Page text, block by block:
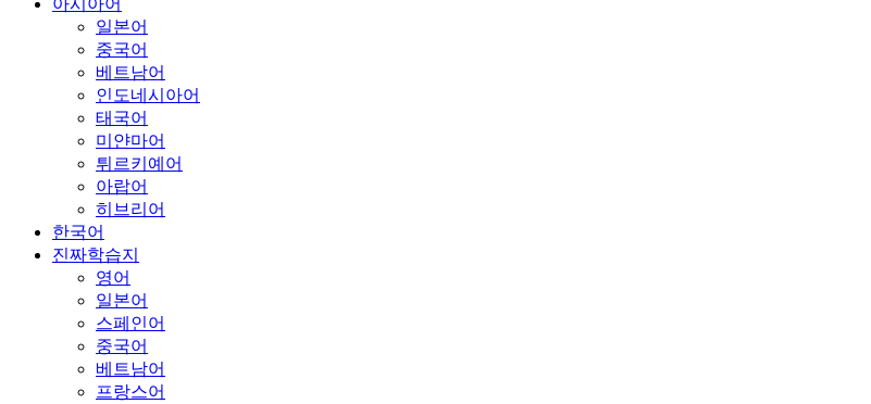
아시아어
일본어
중국어
베트남어
인도네시아어
태국어
미얀마어
튀르키예어
아랍어
히브리어
한국어
진짜학습지
영어
일본어
스페인어
중국어
베트남어
프랑스어